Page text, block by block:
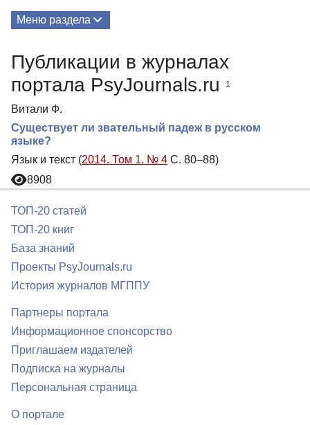
Меню раздела
Публикации в журналах
портала PsyJournals.ru
1
Витали Ф.
Существует ли звательный падеж в русском
языке?
Язык и текст (2014. Том 1. № 4 С. 80–88)
8908
ТОП-20 статей
ТОП-20 книг
База знаний
Проекты PsyJournals.ru
История журналов МГППУ
Партнеры портала
Информационное спонсорство
Приглашаем издателей
Подписка на журналы
Персональная страница
О портале